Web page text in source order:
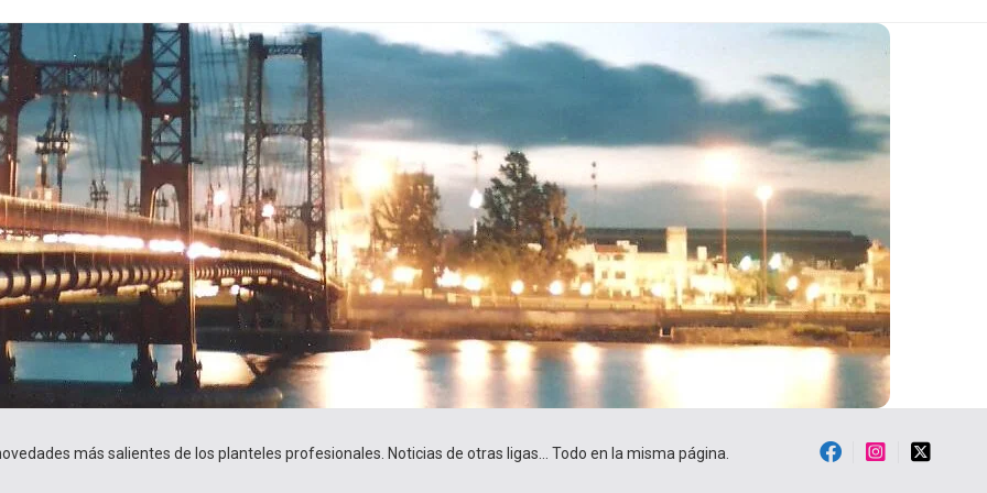
más salientes de los planteles profesionales. Noticias de otras ligas… Todo en la misma página.